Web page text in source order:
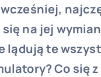
na jej
lądują te
Co się